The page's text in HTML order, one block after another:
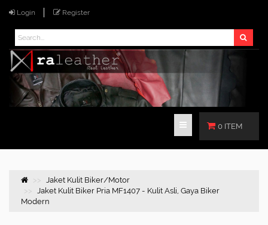
Login Register
0 ITEM
Jaket Kulit Biker/Motor
Jaket Kulit Biker Pria MF1407 - Kulit Asli, Gaya Biker
Modern